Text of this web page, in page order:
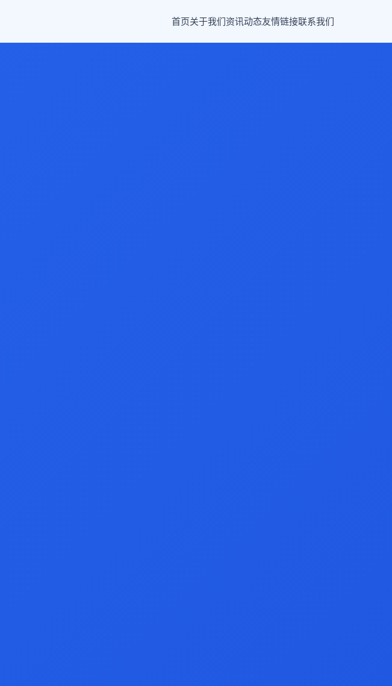
首页关于我们资讯动态友情链接联系我们